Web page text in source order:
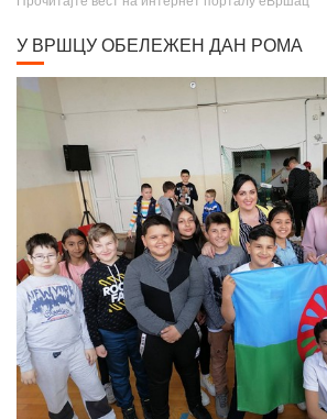
Крунисање цара Душана
У ВРШЦУ ОБЕЛЕЖЕН ДАН РОМА